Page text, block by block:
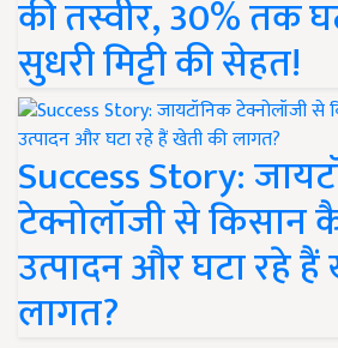
की तस्वीर, 30% तक
सुधरी मिट्टी की सेहत!
Success Story:
टेक्नोलॉजी से किसान
उत्पादन और घटा रहे
लागत?